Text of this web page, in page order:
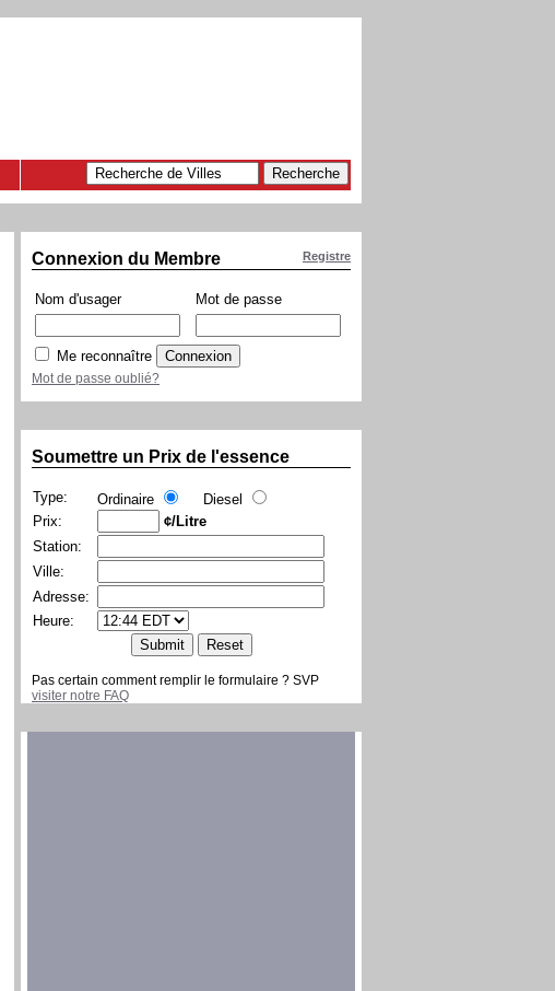
Registre
Connexion du Membre
Nom d'usager Mot de passe
Me reconnaître
Mot de passe oublié?
Soumettre un Prix de l'essence
Type: Ordinaire
Diesel
Prix:
¢/Litre
Station:
Ville:
Adresse:
Heure:
Pas certain comment remplir le formulaire ? SVP
visiter notre FAQ